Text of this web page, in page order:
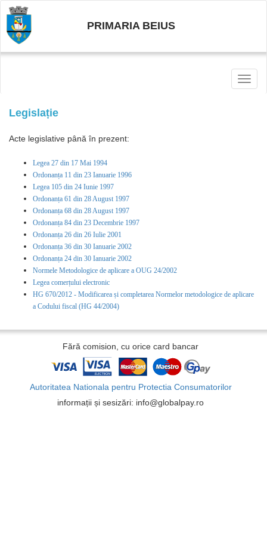
PRIMARIA BEIUS
Legislație
Acte legislative până în prezent:
Legea 27 din 17 Mai 1994
Ordonanța 11 din 23 Ianuarie 1996
Legea 105 din 24 Iunie 1997
Ordonanța 61 din 28 August 1997
Ordonanța 68 din 28 August 1997
Ordonanța 84 din 23 Decembrie 1997
Ordonanța 26 din 26 Iulie 2001
Ordonanța 36 din 30 Ianuarie 2002
Ordonanța 24 din 30 Ianuarie 2002
Normele Metodologice de aplicare a OUG 24/2002
Legea comerțului electronic
HG 670/2012 - Modificarea și completarea Normelor metodologice de aplicare
a Codului fiscal (HG 44/2004)
Fără comision, cu orice card bancar
Autoritatea Nationala pentru Protectia Consumatorilor
informații și sesizări: info@globalpay.ro